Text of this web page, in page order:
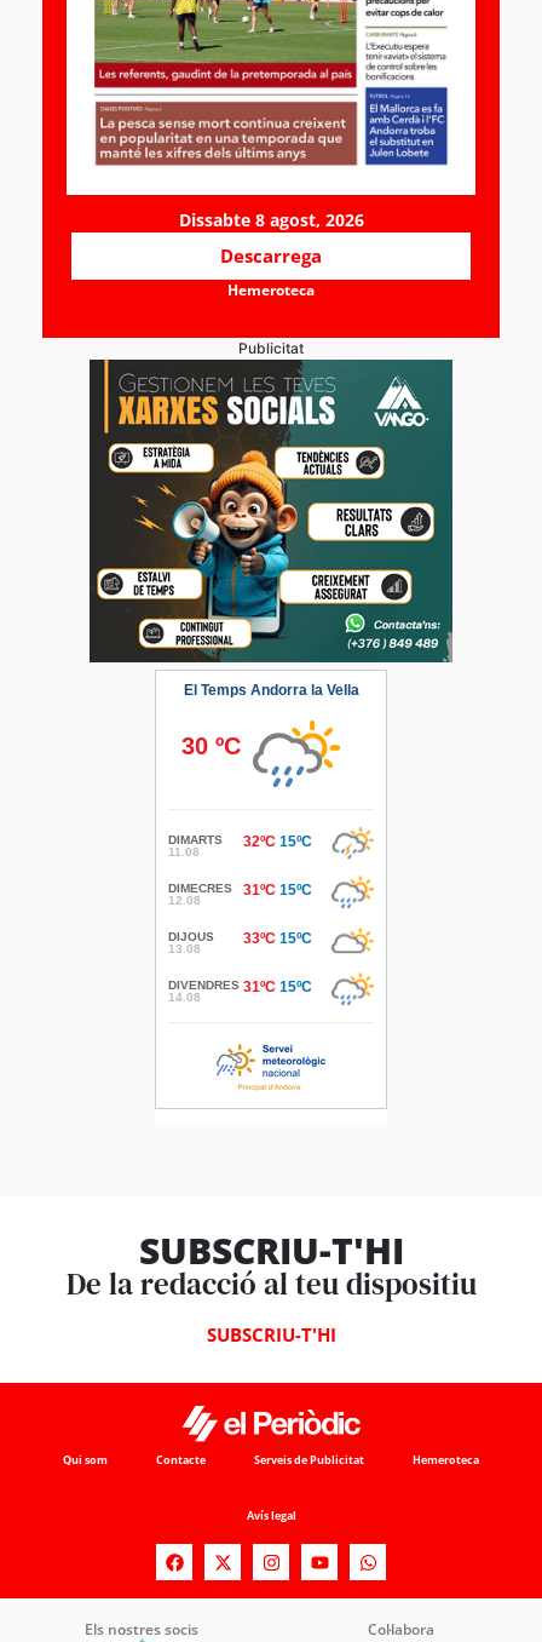
Dissabte 8 agost, 2026
Descarrega
Hemeroteca
Publicitat
SUBSCRIU-T'HI
De la redacció al teu dispositiu
SUBSCRIU-T'HI
Qui som Contacte Serveis de Publicitat Hemeroteca
Avís legal
Els nostres socis Col·labora